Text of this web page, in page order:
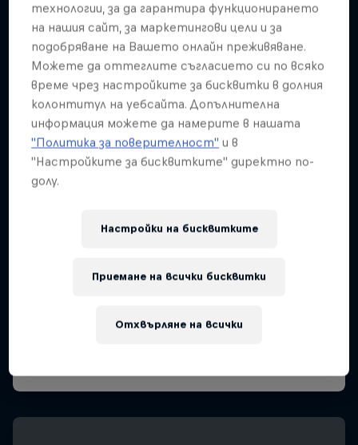
технологии, за да гарантира функционирането
на нашия сайт, за маркетингови цели и за
подобряване на Вашето онлайн преживяване.
Можете да оттеглите съгласието си по всяко
време чрез настройките за бисквитки в долния
колонтитул на уебсайта. Допълнителна
информация можете да намерите в нашата
"Политика за поверителност" и в
"Настройките за бисквитките" директно по-
долу.
Настройки на бисквитките
Отхвърляне на всички
Приемане на всички бисквитки